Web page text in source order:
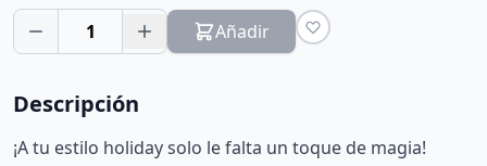
1 Añadir
Descripción
¡A tu estilo holiday solo le falta un toque de magia!